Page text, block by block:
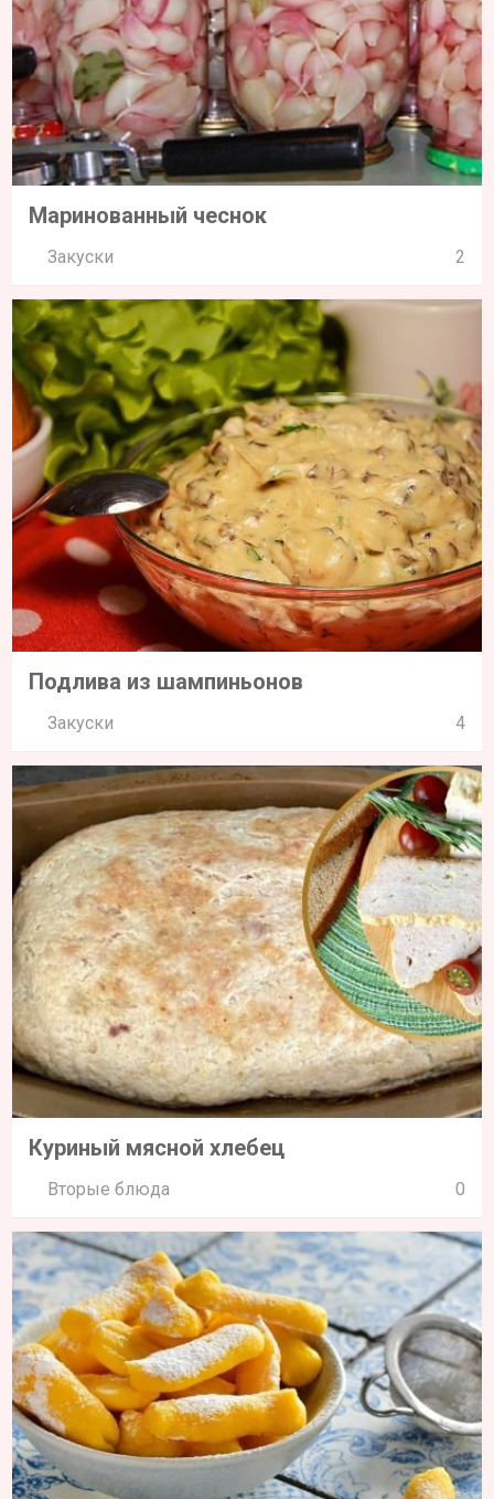
Маринованный чеснок
Закуски 2
Подлива из шампиньонов
Закуски 4
Куриный мясной хлебец
Вторые блюда 0